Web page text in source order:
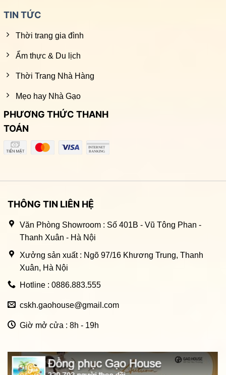
TIN TỨC
Thời trang gia đình
Ẩm thực & Du lịch
Thời Trang Nhà Hàng
Mẹo hay Nhà Gạo
PHƯƠNG THỨC THANH
TOÁN
THÔNG TIN LIÊN HỆ
Văn Phòng Showroom : Số 401B - Vũ Tông Phan -
Thanh Xuân - Hà Nội
Xưởng sản xuất : Ngõ 97/16 Khương Trung, Thanh
Xuân, Hà Nội
Hotline : 0886.883.555
cskh.gaohouse@gmail.com
Giờ mở cửa : 8h - 19h